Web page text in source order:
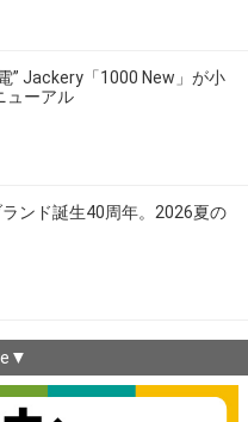
” Jackery「1000 New」が小
ューアル
ランド誕生40周年。2026夏の